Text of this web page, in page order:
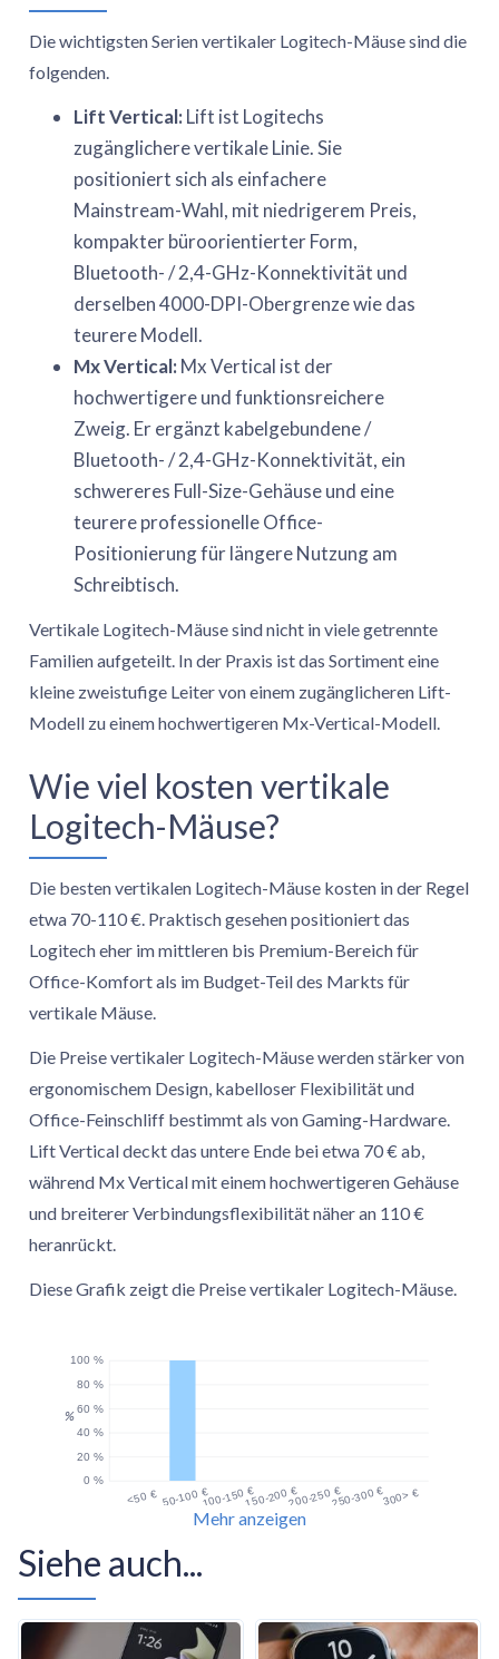
Die wichtigsten Serien vertikaler Logitech-Mäuse sind die
folgenden.
Lift Vertical: Lift ist Logitechs
zugänglichere vertikale Linie. Sie
positioniert sich als einfachere
Mainstream-Wahl, mit niedrigerem Preis,
kompakter büroorientierter Form,
Bluetooth- / 2,4-GHz-Konnektivität und
derselben 4000-DPI-Obergrenze wie das
teurere Modell.
Mx Vertical: Mx Vertical ist der
hochwertigere und funktionsreichere
Zweig. Er ergänzt kabelgebundene /
Bluetooth- / 2,4-GHz-Konnektivität, ein
schwereres Full-Size-Gehäuse und eine
teurere professionelle Office-
Positionierung für längere Nutzung am
Schreibtisch.
Vertikale Logitech-Mäuse sind nicht in viele getrennte
Familien aufgeteilt. In der Praxis ist das Sortiment eine
kleine zweistufige Leiter von einem zugänglicheren Lift-
Modell zu einem hochwertigeren Mx-Vertical-Modell.
Wie viel kosten vertikale
Logitech-Mäuse?
Die besten vertikalen Logitech-Mäuse kosten in der Regel
etwa 70-110 €. Praktisch gesehen positioniert das
Logitech eher im mittleren bis Premium-Bereich für
Office-Komfort als im Budget-Teil des Markts für
vertikale Mäuse.
Die Preise vertikaler Logitech-Mäuse werden stärker von
ergonomischem Design, kabelloser Flexibilität und
Office-Feinschliff bestimmt als von Gaming-Hardware.
Lift Vertical deckt das untere Ende bei etwa 70 € ab,
während Mx Vertical mit einem hochwertigeren Gehäuse
und breiterer Verbindungsflexibilität näher an 110 €
heranrückt.
Diese Grafik zeigt die Preise vertikaler Logitech-Mäuse.
<50 € 50-100 €100-150 €150-200 €200-250 €250-300 €300> €
0 %
20 %
40 %
60 %
80 %
100 %
Preis
%
Wie schneiden vertikale
Logitech-Mäuse im Vergleich
Mehr anzeigen
Siehe auch...